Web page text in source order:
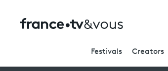
Festivals Creators